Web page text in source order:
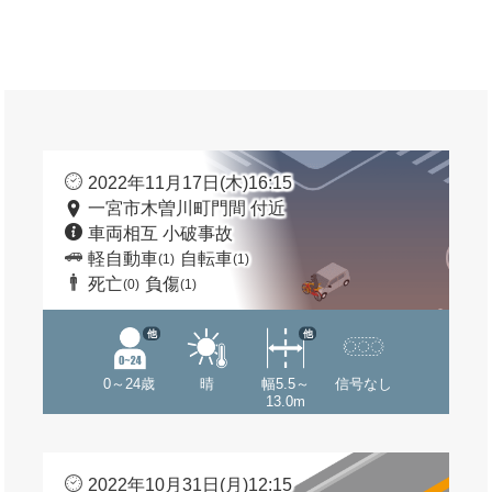
2022年11月17日(木)16:15
一宮市木曽川町門間 付近
車両相互 小破事故
軽自動車(1) 自転車(1)
死亡(0) 負傷(1)
0～24歳
他
晴
幅5.5～
13.0m
他
信号なし
2022年10月31日(月)12:15